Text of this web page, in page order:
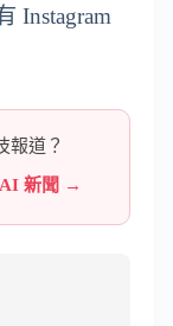
Instagram
報道？
AI 新聞 →